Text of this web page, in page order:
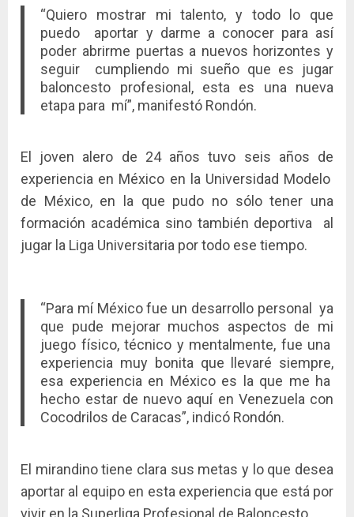
“Quiero mostrar mi talento, y todo lo que
puedo aportar y darme a conocer para así
poder abrirme puertas a nuevos horizontes y
seguir cumpliendo mi sueño que es jugar
baloncesto profesional, esta es una nueva
etapa para mí”, manifestó Rondón.
El joven alero de 24 años tuvo seis años de
experiencia en México en la Universidad Modelo
de México, en la que pudo no sólo tener una
formación académica sino también deportiva al
jugar la Liga Universitaria por todo ese tiempo.
“Para mí México fue un desarrollo personal ya
que pude mejorar muchos aspectos de mi
juego físico, técnico y mentalmente, fue una
experiencia muy bonita que llevaré siempre,
esa experiencia en México es la que me ha
hecho estar de nuevo aquí en Venezuela con
Cocodrilos de Caracas”, indicó Rondón.
El mirandino tiene clara sus metas y lo que desea
aportar al equipo en esta experiencia que está por
vivir en la Superliga Profesional de Baloncesto.